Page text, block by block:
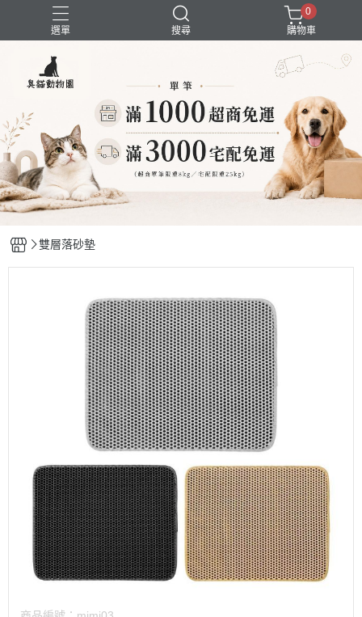
選單 搜尋
新品上市 精選商品 試吃組合 超強除臭
0
購物車
雙層落砂墊